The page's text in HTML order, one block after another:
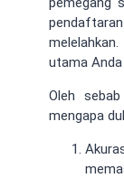
utama Anda
Oleh
mengapa